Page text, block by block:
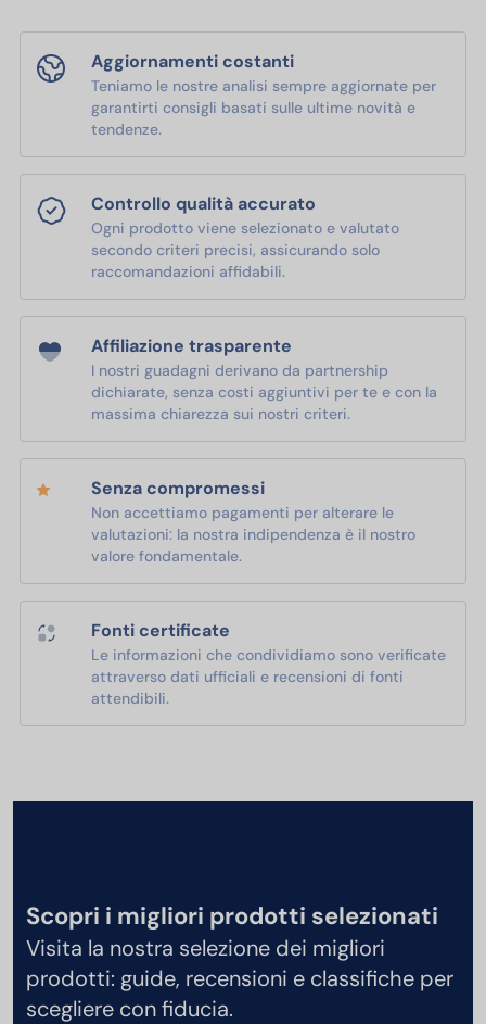
Aggiornamenti costanti
Teniamo le nostre analisi sempre aggiornate per
garantirti consigli basati sulle ultime novità e
tendenze.
Controllo qualità accurato
Ogni prodotto viene selezionato e valutato
secondo criteri precisi, assicurando solo
raccomandazioni affidabili.
Affiliazione trasparente
I nostri guadagni derivano da partnership
dichiarate, senza costi aggiuntivi per te e con la
massima chiarezza sui nostri criteri.
Senza compromessi
Non accettiamo pagamenti per alterare le
valutazioni: la nostra indipendenza è il nostro
valore fondamentale.
Fonti certificate
Le informazioni che condividiamo sono verificate
attraverso dati ufficiali e recensioni di fonti
attendibili.
Scopri i migliori prodotti selezionati
Visita la nostra selezione dei migliori
prodotti: guide, recensioni e classifiche per
scegliere con fiducia.